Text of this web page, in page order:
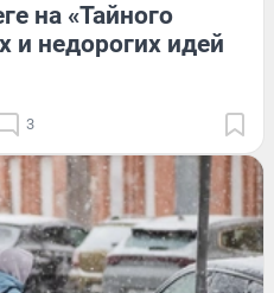
на «Тайного
и недорогих идей
3